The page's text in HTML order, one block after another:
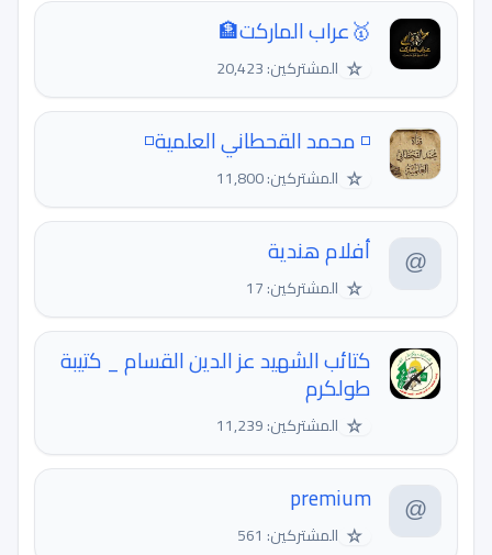
🥇عراب الماركت🏦
☆ المشتركين: 20,423
◽ محمد القحطاني العلمية◽
☆ المشتركين: 11,800
أفلام هندية
☆ المشتركين: 17
كتائب الشهيد عز الدين القسام _ كتيبة
طولكرم
☆ المشتركين: 11,239
premium
☆ المشتركين: 561